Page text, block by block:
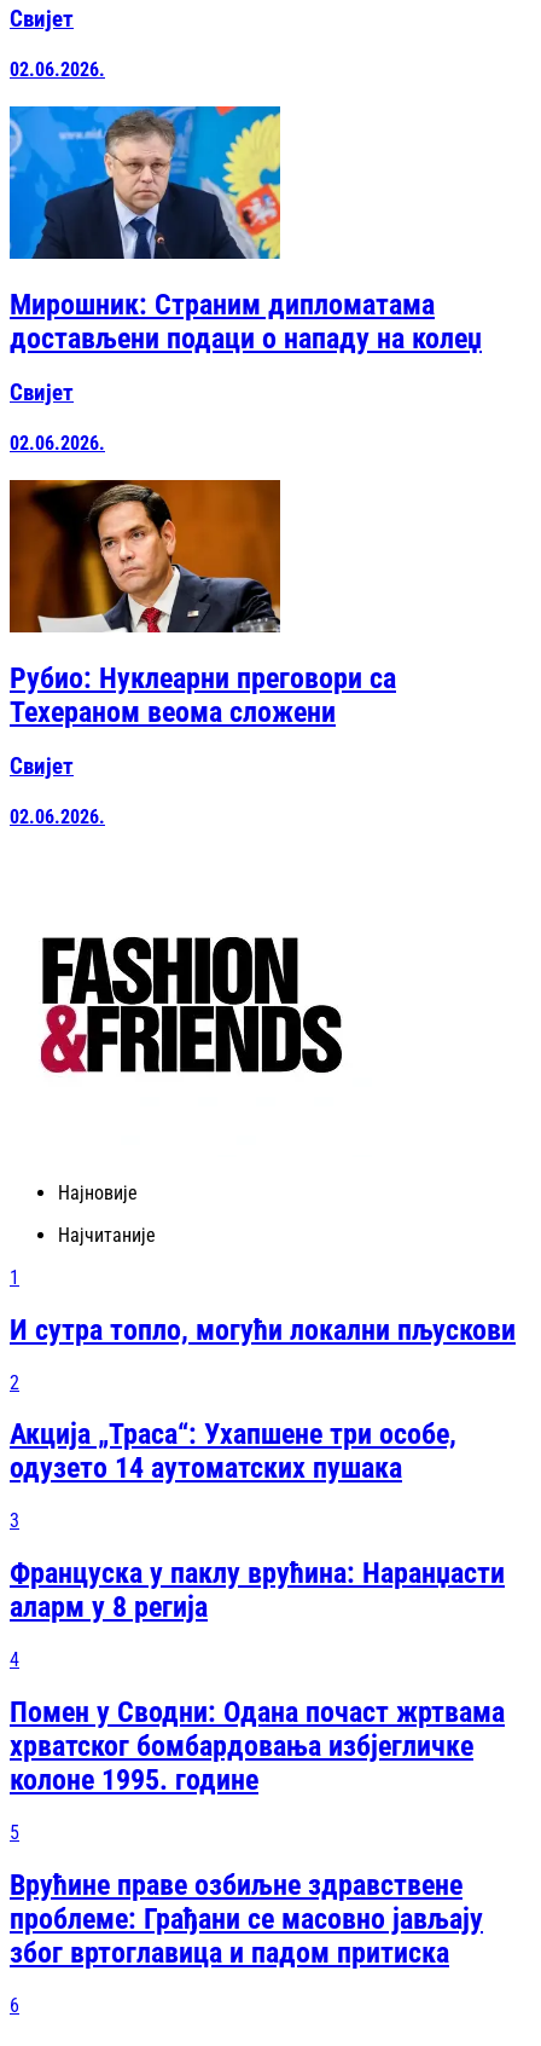
Свијет
02.06.2026.
Мирошник: Страним дипломатама
достављени подаци о нападу на колеџ
Свијет
02.06.2026.
Рубио: Нуклеарни преговори са
Техераном веома сложени
Свијет
02.06.2026.
Најновије
Најчитаније
1
И сутра топло, могући локални пљускови
2
Акција „Траса“: Ухапшене три особе,
одузето 14 аутоматских пушака
3
Француска у паклу врућина: Наранџасти
аларм у 8 регија
4
Помен у Сводни: Одана почаст жртвама
хрватског бомбардовања избјегличке
колоне 1995. године
5
Врућине праве озбиљне здравствене
проблеме: Грађани се масовно јављају
због вртоглавица и падом притиска
6